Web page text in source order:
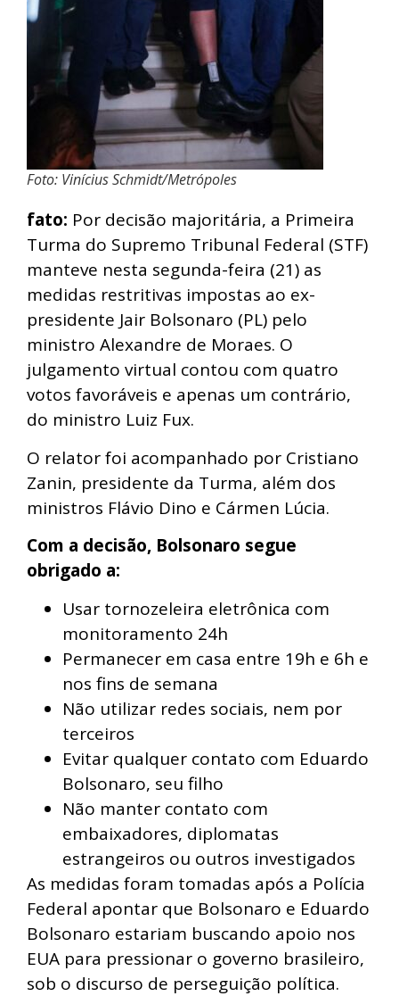
Foto: Vinícius Schmidt/Metrópoles
fato: Por decisão majoritária, a Primeira
Turma do Supremo Tribunal Federal (STF)
manteve nesta segunda-feira (21) as
medidas restritivas impostas ao ex-
presidente Jair Bolsonaro (PL) pelo
ministro Alexandre de Moraes. O
julgamento virtual contou com quatro
votos favoráveis e apenas um contrário,
do ministro Luiz Fux.
O relator foi acompanhado por Cristiano
Zanin, presidente da Turma, além dos
ministros Flávio Dino e Cármen Lúcia.
Com a decisão, Bolsonaro segue
obrigado a:
Usar tornozeleira eletrônica com
monitoramento 24h
Permanecer em casa entre 19h e 6h e
nos fins de semana
Não utilizar redes sociais, nem por
terceiros
Evitar qualquer contato com Eduardo
Bolsonaro, seu filho
Não manter contato com
embaixadores, diplomatas
estrangeiros ou outros investigados
As medidas foram tomadas após a Polícia
Federal apontar que Bolsonaro e Eduardo
Bolsonaro estariam buscando apoio nos
EUA para pressionar o governo brasileiro,
sob o discurso de perseguição política.